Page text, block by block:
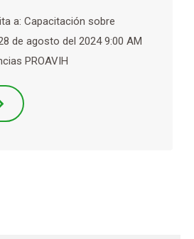
a: Capacitación sobre
de agosto del 2024 9:00 AM
PROAVIH